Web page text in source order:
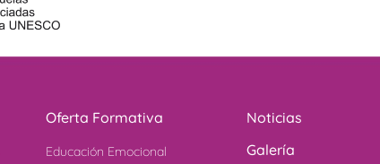
Oferta Formativa
Educación Emocional
Noticias
Galería